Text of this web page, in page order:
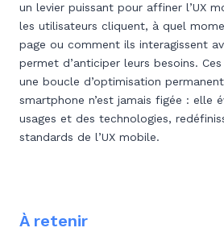
un levier puissant pour affiner l’UX
les utilisateurs cliquent, à quel
page ou comment ils interagissent
permet d’anticiper leurs besoins.
une boucle d’optimisation
smartphone n’est jamais figée : elle
usages et des technologies,
standards de l’UX mobile.
À retenir